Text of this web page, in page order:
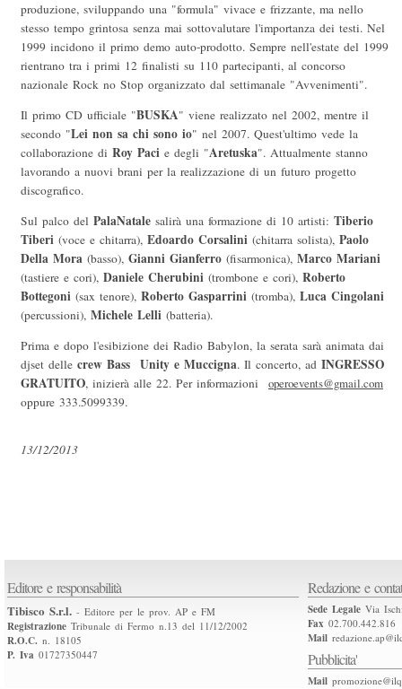
produzione, sviluppando una "formula" vivace e frizzante, ma nello
stesso tempo grintosa senza mai sottovalutare l'importanza dei testi. Nel
1999 incidono il primo demo auto-prodotto. Sempre nell'estate del 1999
rientrano tra i primi 12 finalisti su 110 partecipanti, al concorso
nazionale Rock no Stop organizzato dal settimanale "Avvenimenti".
Il primo CD ufficiale "BUSKA" viene realizzato nel 2002, mentre il
secondo "Lei non sa chi sono io" nel 2007. Quest'ultimo vede la
collaborazione di Roy Paci e degli "Aretuska". Attualmente stanno
lavorando a nuovi brani per la realizzazione di un futuro progetto
discografico.
Sul palco del PalaNatale salirà una formazione di 10 artisti: Tiberio
Tiberi (voce e chitarra), Edoardo Corsalini (chitarra solista), Paolo
Della Mora (basso), Gianni Gianferro (fisarmonica), Marco Mariani
(tastiere e cori), Daniele Cherubini (trombone e cori), Roberto
Bottegoni (sax tenore), Roberto Gasparrini (tromba), Luca Cingolani
(percussioni), Michele Lelli (batteria).
Prima e dopo l'esibizione dei Radio Babylon, la serata sarà animata dai
djset delle crew Bass Unity e Muccigna. Il concerto, ad INGRESSO
GRATUITO, inizierà alle 22. Per informazioni operoevents@gmail.com
oppure 333.5099339.
13/12/2013
Editore e responsabilità
Tibisco S.r.l. - Editore per le prov. AP e FM
Registrazione Tribunale di Fermo n.13 del 11/12/2002
R.O.C. n. 18105
P. Iva 01727350447
Redazione e
Sede Legale Via
Fax 02.700.442.816
Mail
Pubblicita'
Mail